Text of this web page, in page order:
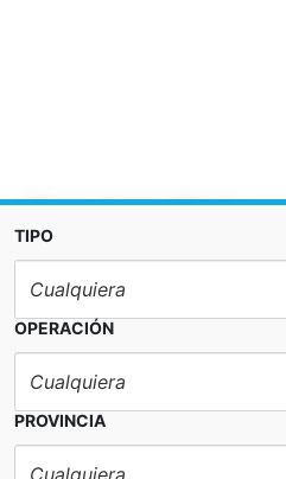
Pisos, Venta, Norte
TIPO
OPERACIÓN
PROVINCIA